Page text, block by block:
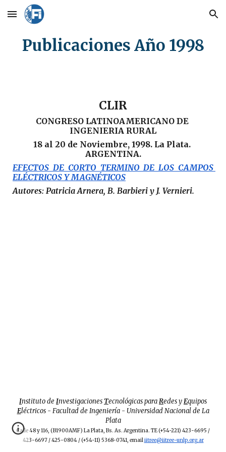
Skip to main content Skip to navigation
Publicaciones Año 1998
CLIR
CONGRESO LATINOAMERICANO DE
INGENIERIA RURAL
18 al 20 de Noviembre, 1998. La Plata.
ARGENTINA.
EFECTOS DE CORTO TERMINO DE LOS CAMPOS
ELÉCTRICOS Y MAGNÉTICOS
Autores: Patricia Arnera, B. Barbieri y J. Vernieri.
Instituto deInvestigacionesTecnológicas paraRedes yEquipos
Eléctricos - Facultad de Ingeniería - Universidad Nacional de La
Plata
Calle 48 y 116, (B1900AMF) La Plata, Bs. As. Argentina. TE (+54-221) 423-6695 /
423-6697 /425-0804 /(+54-11) 5368-0741, emailiitree@iitree-unlp.org.ar